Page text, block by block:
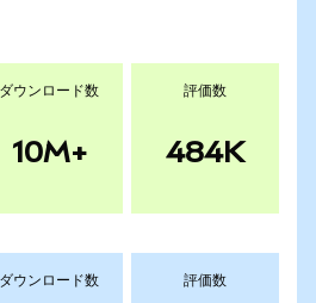
ダウンロード数
10M+
評価数
484K
ダウンロード数 評価数